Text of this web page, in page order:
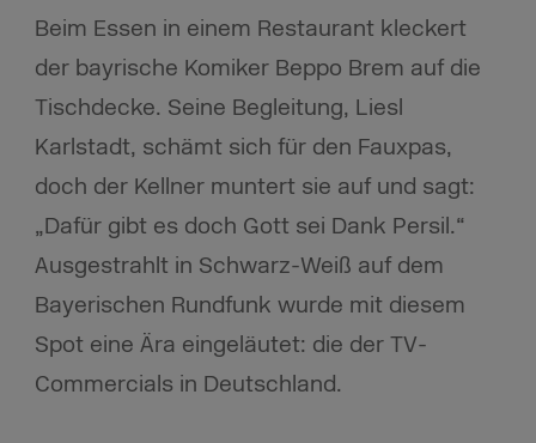
Beim Essen in einem Restaurant kleckert
der bayrische Komiker Beppo Brem auf die
Tischdecke. Seine Begleitung, Liesl
Karlstadt, schämt sich für den Fauxpas,
doch der Kellner muntert sie auf und sagt:
„Dafür gibt es doch Gott sei Dank Persil.“
Ausgestrahlt in Schwarz-Weiß auf dem
Bayerischen Rundfunk wurde mit diesem
Spot eine Ära eingeläutet: die der TV-
Commercials in Deutschland.